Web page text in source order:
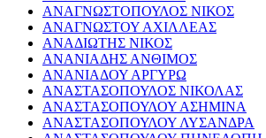
ΑΝΑΓΝΩΣΤΟΠΟΥΛΟΣ ΝΙΚΟΣ
ΑΝΑΓΝΩΣΤΟΥ ΑΧΙΛΛΕΑΣ
ΑΝΑΔΙΩΤΗΣ ΝΙΚΟΣ
ΑΝΑΝΙΑΔΗΣ ΑΝΘΙΜΟΣ
ΑΝΑΝΙΑΔΟΥ ΑΡΓΥΡΩ
ΑΝΑΣΤΑΣΟΠΟΥΛΟΣ ΝΙΚΟΛΑΣ
ΑΝΑΣΤΑΣΟΠΟΥΛΟΥ ΑΣΗΜΙΝΑ
ΑΝΑΣΤΑΣΟΠΟΥΛΟΥ ΛΥΣΑΝΔΡΑ